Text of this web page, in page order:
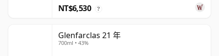
NT$6,530 ?
Glenfarclas 21 年
700ml • 43%